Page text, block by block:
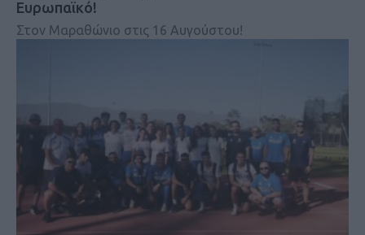
Ευρωπαϊκό!
Στον Μαραθώνιο στις 16 Αυγούστου!